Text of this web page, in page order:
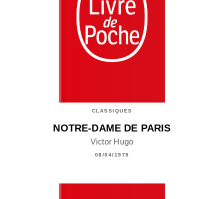
CLASSIQUES
NOTRE-DAME DE PARIS
Victor Hugo
08/04/1975